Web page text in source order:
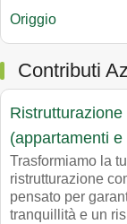
Origgio
Contributi
(appartamenti e
Trasformiamo la
ristrutturazione
pensato per
tranquillità e un